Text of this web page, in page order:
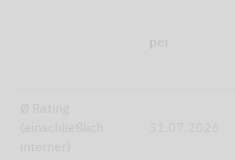
per
Ø Rating
(einschließlich
interner)
31.07.2026